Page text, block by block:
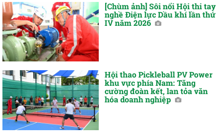
[Chùm ảnh] Sôi nổi Hội thi tay
nghề Điện lực Dầu khí lần thứ
IV năm 2026
Hội thao Pickleball PV Power
khu vực phía Nam: Tăng
cường đoàn kết, lan tỏa văn
hóa doanh nghiệp